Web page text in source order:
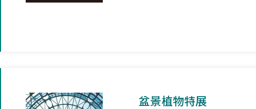
盆景植物特展